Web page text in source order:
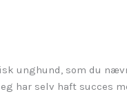
unghund, som du
har selv haft succes